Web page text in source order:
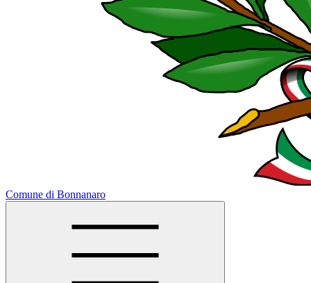
Comune di Bonnanaro